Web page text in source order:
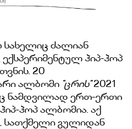
ძალიან
ჰიპ-ჰოპ
20
ალბომი ''ცრის''2021
ნამდვილად ერთ-ერთი
ჰოპ ალბომია. აქ
სათქმელი გულიდან